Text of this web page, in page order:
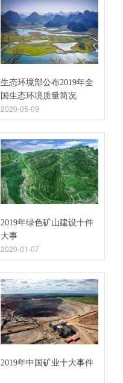
生态环境部公布2019年全
国生态环境质量简况
2020-05-09
2019年绿色矿山建设十件
大事
2020-01-07
2019年中国矿业十大事件